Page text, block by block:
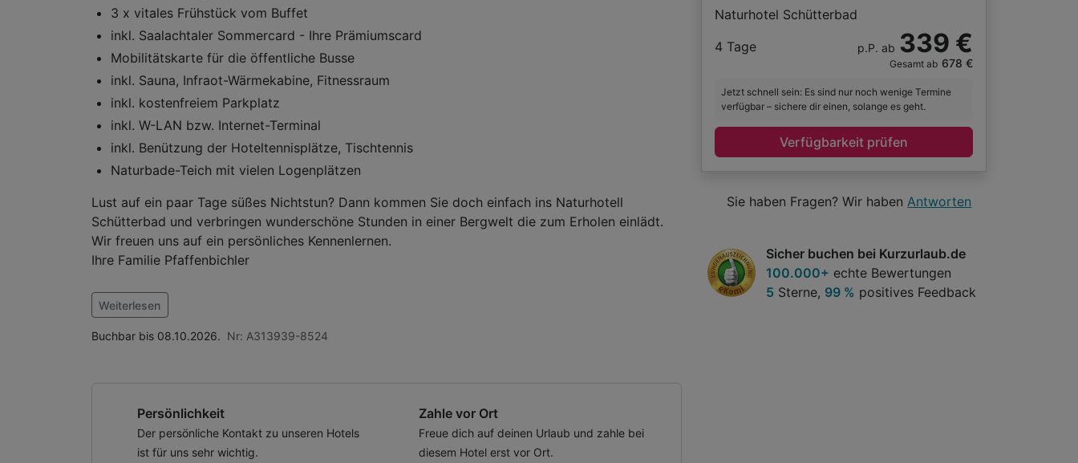
3 x vitales Frühstück vom Buffet
inkl. Saalachtaler Sommercard - Ihre Prämiumscard
Mobilitätskarte für die öffentliche Busse
inkl. Sauna, Infraot-Wärmekabine, Fitnessraum
inkl. kostenfreiem Parkplatz
inkl. W-LAN bzw. Internet-Terminal
inkl. Benützung der Hoteltennisplätze, Tischtennis
Naturbade-Teich mit vielen Logenplätzen
Lust auf ein paar Tage süßes Nichtstun? Dann kommen Sie doch einfach ins Naturhotell
Schütterbad und verbringen wunderschöne Stunden in einer Bergwelt die zum Erholen einlädt.
Wir freuen uns auf ein persönliches Kennenlernen.
Ihre Familie Pfaffenbichler
Im Angebot enthalten
1 x Welcome Drink, Saunabenutzung, Saunatuch, Parkplatz, 1 x kleines Abschiedsgeschenk,
Nutzung des Fitnessbereichs, Nutzung des Wellnessbereichs, W-LAN Nutzung / Internetnutzung,
Weiterlesen
Buchbar bis 08.10.2026. Nr: A313939-8524
Persönlichkeit
Der persönliche Kontakt zu unseren Hotels
ist für uns sehr wichtig.
Zahle vor Ort
Freue dich auf deinen Urlaub und zahle bei
diesem Hotel erst vor Ort.
Naturhotel Schütterbad
4 Tage
p.P. ab 339 €
Gesamt ab 678 €
Jetzt schnell sein: Es sind nur noch wenige Termine
verfügbar – sichere dir einen, solange es geht.
Verfügbarkeit prüfen
Sie haben Fragen? Wir haben Antworten
Sicher buchen bei Kurzurlaub.de
100.000+ echte Bewertungen
5 Sterne, 99 % positives Feedback